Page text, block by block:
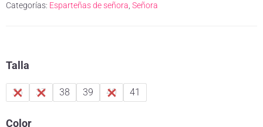
Categorías: Esparteñas de señora, Señora
Talla
36 37 38 39 40 41
Color